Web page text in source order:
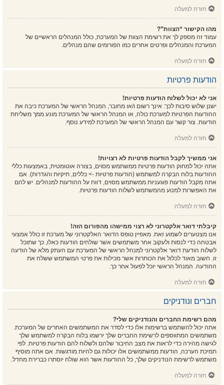
חזרה למעלה
מהו הקישור “הצוות”?
עמוד זה מספק לך את רשימת הצוות של המערכת, כולל המנהלים הראשיים של
המערכת והמנהלים ופרטים אחרים כמו הפורומים שהם מנהלים.
חזרה למעלה
הודעות פרטיות
אני לא יכול לשלוח הודעות פרטיות!
ישנן שלוש סיבות לכך: אינך רשום ו/או מחובר, המנהל הראשי של המערכת כיבה את
ההודעות הפרטיות למערכת כולה, או המנהל הראשי של המערכת מונע ממך משליחת
הודעות. צור קשר עם המנהל הראשי של המערכת למידע נוסף.
חזרה למעלה
אני ממשיך לקבל הודעות פרטיות לא רצויות!
אתה יכול למחוק הודעות פרטיות ממשתמש מסוים, בצורה אוטומטית, באמצעות כללי
ההודעות בלוח הבקרה למשתמש (הודעות פרטיות -> כללים, תיקיות והגדרות). אם
אתה מקבל הודעות פוגעניות ממשתמש מסוים, דווח על ההודעות למנהלים. יש להם
את האפשרות למנוע מהמשתמש לשלוח הודעות פרטיות.
חזרה למעלה
קיבלתי דואר אלקטרוני לא רצוי ממישהו מהפורום הזה!
אנו מצטערים לשמוע זאת. מאפיין טופס הדואר האלקטרוני של מערכת זו כולל אמצעי
אבטחה כדי לנסות ולעקוב אחר משתמשים אשר שולחים הודעות כאלו, כך שתוכל
לשלוח הודעת דואר אלקטרוני למנהל הראשי של המערכת עם העתק מלא של הודעה
זו. חשוב מאוד לכלול את הכותרות אשר מכילות את פרטי המשתמש ששלח את
ההודעה. המנהל הראשי יוכל לפעול אחר כך.
חזרה למעלה
חברים ונודניקים
מהם רשימת החברים והנודניקים שלי?
אתה יכול להשתמש ברשימות אלו כדי לסדר את המשתמשים האחרים של המערכת.
משתמשים המתווספים לרשימת החברים שלך ירשמו בלוח הבקרה למשתמש שלך
לגישה מהירה כדי לראות את מצב החיבור שלהם ולשלוח להם הודעות פרטיות. לפי
תמיכת הערכה, הודעות ממשתמשים אלו יכולות גם להיות מודגשות. אם אתה מוסיף
משתמש לרשימת הנודניקים שלך, כל ההודעות אשר הוא שולח יוסתרו כברירת מחדל.
חזרה למעלה